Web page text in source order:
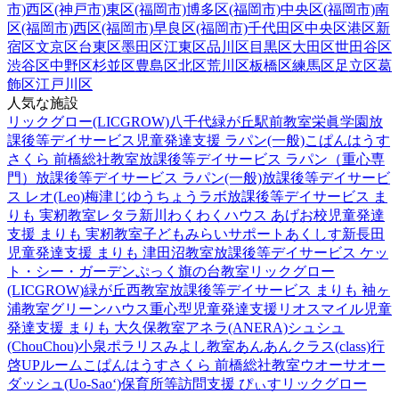
市)西区(神戸市)東区(福岡市)博多区(福岡市)中央区(福岡市)南
区(福岡市)西区(福岡市)早良区(福岡市)千代田区中央区港区新
宿区文京区台東区墨田区江東区品川区 目黒区大田区世田谷区
渋谷区中野区杉並区豊島区北区荒川区板橋区練馬区足立区葛
飾区江戸川区
人気な施設
リックグロー(LICGROW)八千代緑が丘駅前教室栄眞学園放
課後等デイサービス 児童発達支援 ラパン(一般)こぱんはうす
さくら 前橋総社教室放課後等デイサービス ラパン（重心専
門） 放課後等デイサービス ラパン(一般)放課後等デイサービ
ス レオ(Leo)梅津じゆうちょうラボ放課後等デイサービス ま
りも 実籾教室レタラ新川 わくわくハウス あげお校 児童発達
支援 まりも 実籾教室子どもみらいサポートあくしす新長田
児童発達支援 まりも 津田沼教室放課後等デイサービス ケッ
ト・シー・ガーデンぷっく旗の台教室 リックグロー
(LICGROW)緑が丘西教室放課後等デイサービス まりも 袖ヶ
浦教室グリーンハウス重心型児童発達支援 リオスマイル児童
発達支援 まりも 大久保教室アネラ(ANERA)シュシュ
(ChouChou)小泉ポラリスみよし教室あんあんクラス(class)行
啓UPルームこぱんはうすさくら 前橋総社教室ウオーサオー
ダッシュ(Uo-Sao‘)保育所等訪問支援 ぴぃす リックグロー